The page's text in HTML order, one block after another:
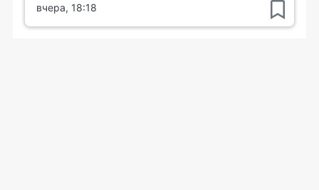
вчера, 18:18